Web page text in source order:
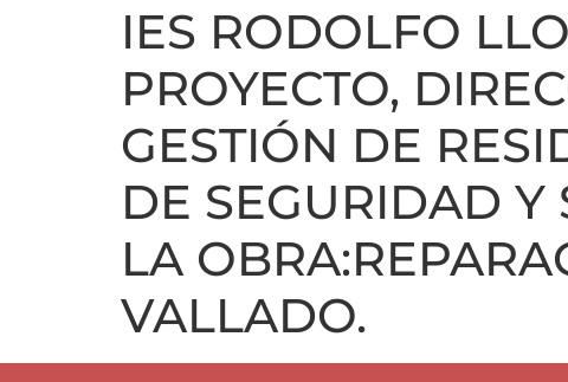
IES RODOLFO
PROYECTO,
GESTIÓN DE
DE SEGURIDAD
LA
VALLADO.